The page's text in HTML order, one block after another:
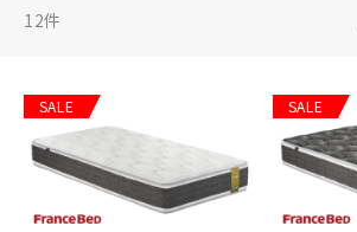
12件
SALE SALE